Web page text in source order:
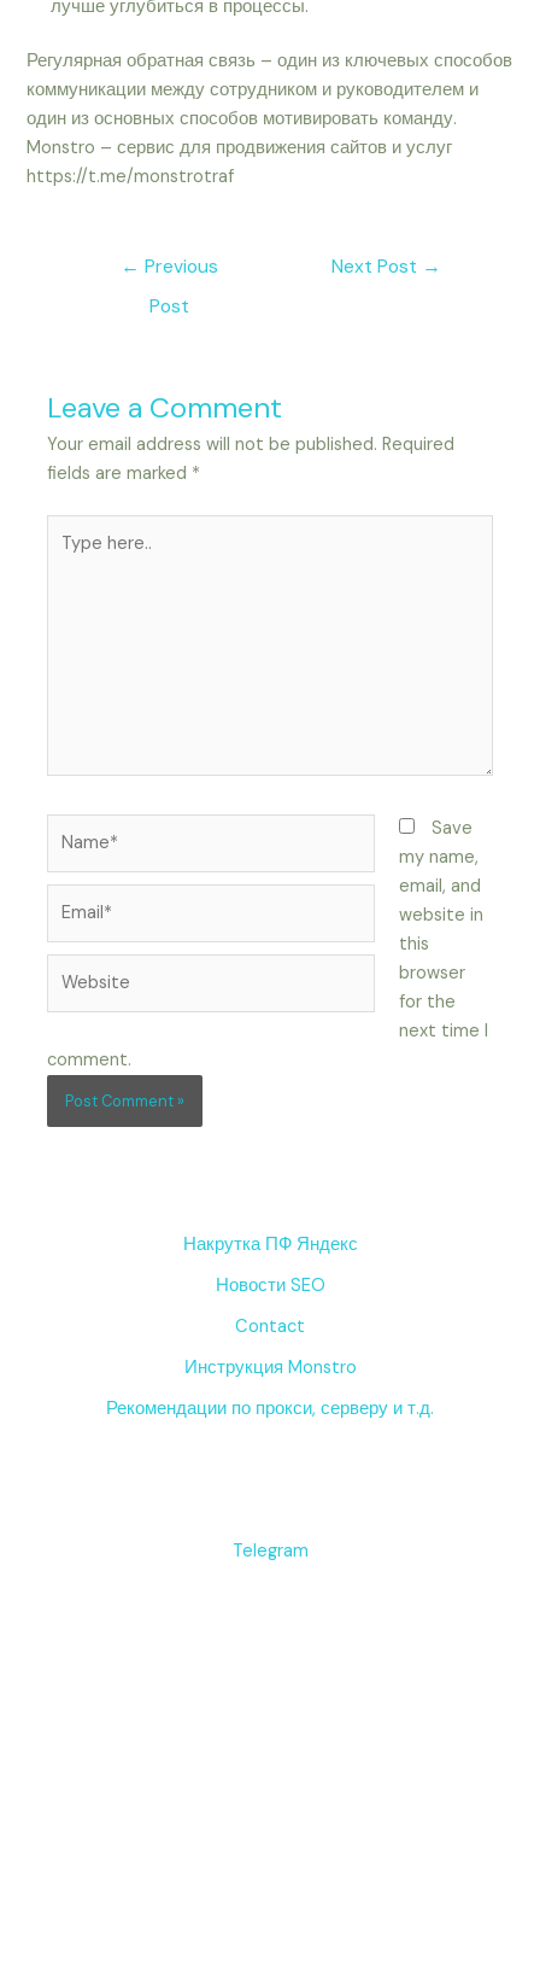
лучше углубиться в процессы.
Регулярная обратная связь – один из ключевых способов
коммуникации между сотрудником и руководителем и
один из основных способов мотивировать команду.
Monstro – сервис для продвижения сайтов и услуг
https://t.me/monstrotraf
← Previous
Post
Next Post →
Leave a Comment
Your email address will not be published. Required
fields are marked *
here..
Save
my name,
email, and
website in
this
browser
for the
next time I
comment.
Накрутка ПФ Яндекс
Новости SEO
Contact
Инструкция Monstro
Рекомендации по прокси, серверу и т.д.
Telegram